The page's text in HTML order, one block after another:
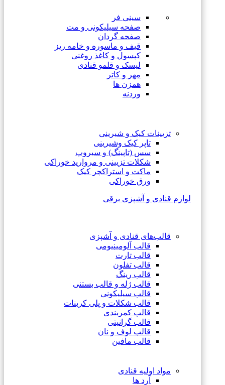
سینی فر
صفحه سیلیکونی و مت
صفحه گردان
قیف و ماسوره و خامه ریز
کپسول و کاغذ روغنی
لیسک و قلمو قنادی
مهر و کاتر
همزن ها
وردنه
تزیینات کیک و شیرینی
تاپر کیک وشیرینی
سس (تاپینگ) و سیروپ
شکلات تزیینی و مروارید خوراکی
ماکت و استراکچر کیک
ورق خوراکی
لوازم قنادی و آشپزی برقی
قالب‌های قنادی و آشپزی
قالب آلومینیومی
قالب تارت
قالب تفلون
قالب رینگ
قالب ژله و قالب بستنی
قالب سیلیکونی
قالب شکلات و پلی کربنات
قالب کمربندی
قالب گرانیتی
قالب لوف و نان
قالب مافین
مواد اولیه قنادی
آرد ها